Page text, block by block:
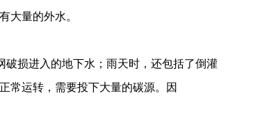
大量的外水。
损进入的地下水；雨天时，还包括了倒灌
常运转，需要投下大量的碳源。因